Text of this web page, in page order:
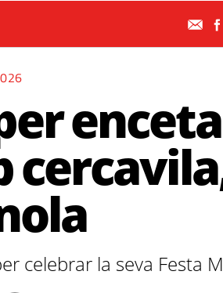
celebrar la seva Festa